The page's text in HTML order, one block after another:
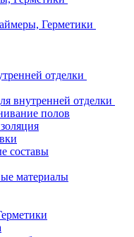
Герметики
отделки
внутренней отделки
полов
составы
материалы